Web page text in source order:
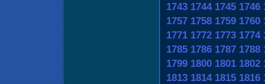
1743 1744 1745 1746
1757 1758 1759 1760
1771 1772 1773 1774
1785 1786 1787 1788
1799 1800 1801 1802
1813 1814 1815 1816